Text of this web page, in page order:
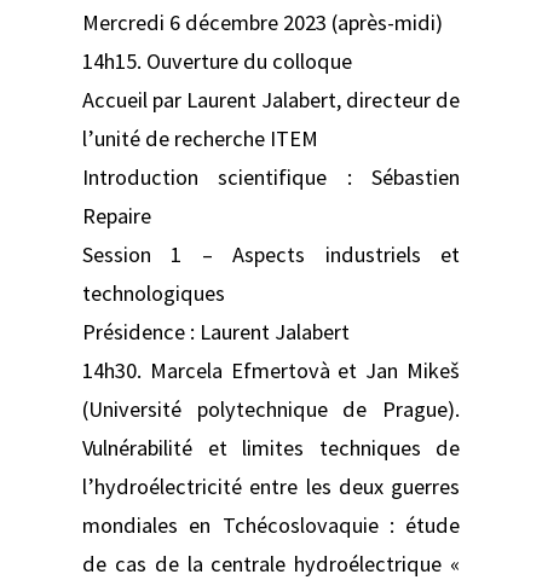
Mercredi 6 décembre 2023 (après-midi)
14h15. Ouverture du colloque
Accueil par Laurent Jalabert, directeur de
l’unité de recherche ITEM
Introduction scientifique : Sébastien
Repaire
Session 1 – Aspects industriels et
technologiques
Présidence : Laurent Jalabert
14h30. Marcela Efmertovà et Jan Mikeš
(Université polytechnique de Prague).
Vulnérabilité et limites techniques de
l’hydroélectricité entre les deux guerres
mondiales en Tchécoslovaquie : étude
de cas de la centrale hydroélectrique «